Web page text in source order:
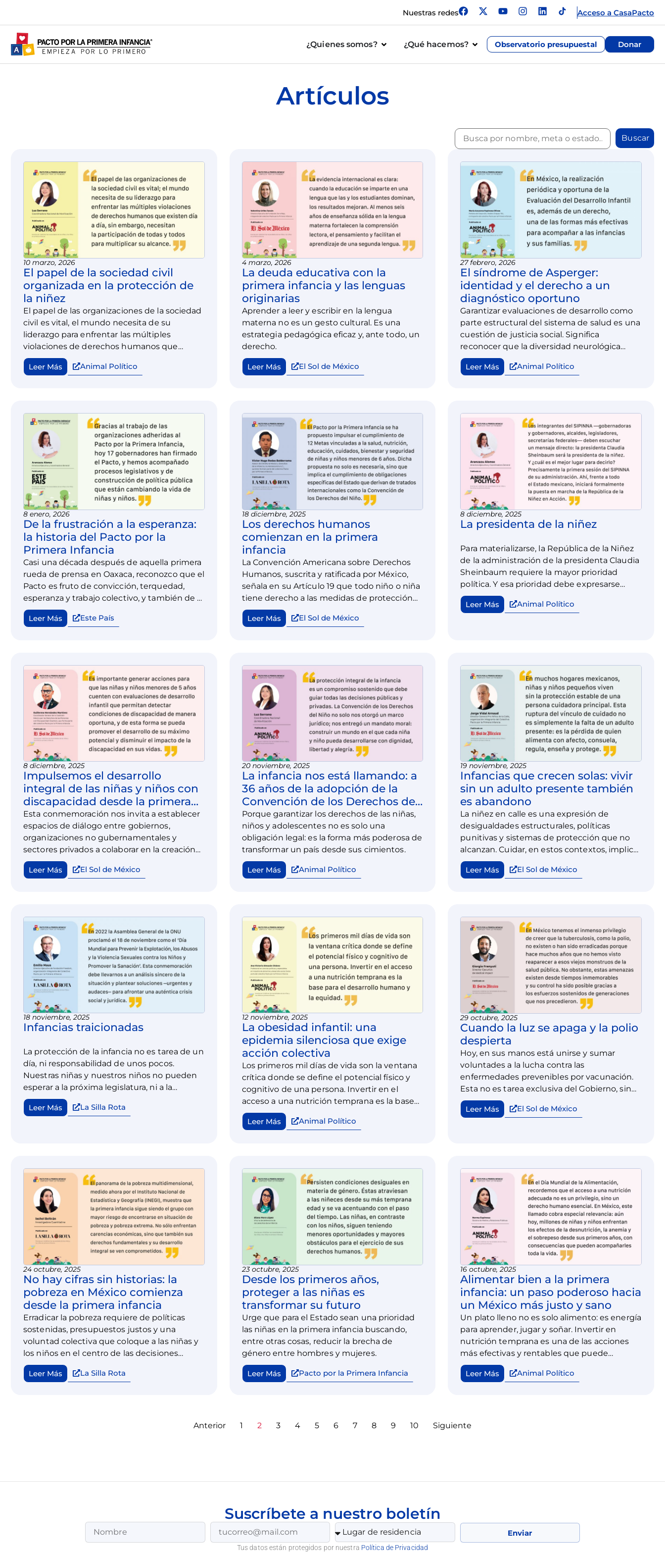
Nuestras redes Acceso a CasaPacto
¿Quienes somos? ¿Qué hacemos? Observatorio presupuestal Donar
Artículos
Buscar
10 marzo, 2026
El papel de la sociedad civil
organizada en la protección de
la niñez
El papel de las organizaciones de la sociedad
civil es vital, el mundo necesita de su
liderazgo para enfrentar las múltiples
violaciones de derechos humanos que
existen día a día, sin embargo, necesitan la
participación de todas y todos para
Leer Más Animal Político
4 marzo, 2026
La deuda educativa con la
primera infancia y las lenguas
originarias
Aprender a leer y escribir en la lengua
materna no es un gesto cultural. Es una
estrategia pedagógica eficaz y, ante todo, un
derecho.
Leer Más El Sol de México
27 febrero, 2026
El síndrome de Asperger:
identidad y el derecho a un
diagnóstico oportuno
Garantizar evaluaciones de desarrollo como
parte estructural del sistema de salud es una
cuestión de justicia social. Significa
reconocer que la diversidad neurológica
existe y que el Estado tiene la
responsabilidad de generar condiciones para
Leer Más Animal Político
8 enero, 2026
De la frustración a la esperanza:
la historia del Pacto por la
Primera Infancia
Casi una década después de aquella primera
rueda de prensa en Oaxaca, reconozco que el
Pacto es fruto de convicción, terquedad,
esperanza y trabajo colectivo, y también de la
generosidad de Dios.
Leer Más
Este País
18 diciembre, 2025
Los derechos humanos
comienzan en la primera
infancia
La Convención Americana sobre Derechos
Humanos, suscrita y ratificada por México,
señala en su Artículo 19 que todo niño o niña
tiene derecho a las medidas de protección
que su condición requiera por parte de la
familia, la sociedad y el Estado.
Leer Más El Sol de México
8 diciembre, 2025
La presidenta de la niñez
Para materializarse, la República de la Niñez
de la administración de la presidenta Claudia
Sheinbaum requiere la mayor prioridad
política. Y esa prioridad debe expresarse
públicamente, con claridad, frente a quienes
tienen en sus manos la capacidad de
Leer Más Animal Político
8 diciembre, 2025
Impulsemos el desarrollo
integral de las niñas y niños con
discapacidad desde la primera
infancia
Esta conmemoración nos invita a establecer
espacios de diálogo entre gobiernos,
organizaciones no gubernamentales y
sectores privados a colaborar en la creación
de soluciones innovadoras para la inclusión.
Leer Más
El Sol de México
20 noviembre, 2025
La infancia nos está llamando: a
36 años de la adopción de la
Convención de los Derechos del
Niño ¿estamos escuchando?
Porque garantizar los derechos de las niñas,
niños y adolescentes no es solo una
obligación legal: es la forma más poderosa de
transformar un país desde sus cimientos.
Leer Más Animal Político
19 noviembre, 2025
Infancias que crecen solas: vivir
sin un adulto presente también
es abandono
La niñez en calle es una expresión de
desigualdades estructurales, políticas
punitivas y sistemas de protección que no
alcanzan. Cuidar, en estos contextos, implica
reparar; construir redes que devuelvan lo
negado: la posibilidad de ser niña o niño de
Leer Más El Sol de México
18 noviembre, 2025
Infancias traicionadas
La protección de la infancia no es tarea de un
día, ni responsabilidad de unos pocos.
Nuestras niñas y nuestros niños no pueden
esperar a la próxima legislatura, ni a la
próxima administración.
Leer Más
La Silla Rota
12 noviembre, 2025
La obesidad infantil: una
epidemia silenciosa que exige
acción colectiva
Los primeros mil días de vida son la ventana
crítica donde se define el potencial físico y
cognitivo de una persona. Invertir en el
acceso a una nutrición temprana es la base
para el desarrollo humano y la equidad.
Leer Más
Animal Político
29 octubre, 2025
Cuando la luz se apaga y la polio
despierta
Hoy, en sus manos está unirse y sumar
voluntades a la lucha contra las
enfermedades prevenibles por vacunación.
Esta no es tarea exclusiva del Gobierno, sino
una corresponsabilidad compartida entre
todas y todos los mexicanos.
Leer Más El Sol de México
24 octubre, 2025
No hay cifras sin historias: la
pobreza en México comienza
desde la primera infancia
Erradicar la pobreza requiere de políticas
sostenidas, presupuestos justos y una
voluntad colectiva que coloque a las niñas y
los niños en el centro de las decisiones
públicas.
Leer Más
La Silla Rota
23 octubre, 2025
Desde los primeros años,
proteger a las niñas es
transformar su futuro
Urge que para el Estado sean una prioridad
las niñas en la primera infancia buscando,
entre otras cosas, reducir la brecha de
género entre hombres y mujeres.
Leer Más Pacto por la Primera Infancia
16 octubre, 2025
Alimentar bien a la primera
infancia: un paso poderoso hacia
un México más justo y sano
Un plato lleno no es solo alimento: es energía
para aprender, jugar y soñar. Invertir en
nutrición temprana es una de las acciones
más efectivas y rentables que puede
emprender un país.
Leer Más
Animal Político
Anterior 1 2 3 4 5 6 7 8 9 10 Siguiente
Enviar
Suscríbete a nuestro boletín
Tus datos están protegidos por nuestra Política de Privacidad